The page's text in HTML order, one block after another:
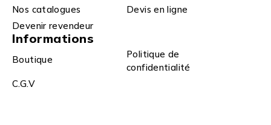
Nos catalogues
Devis en ligne
Devenir revendeur
Informations
Boutique
Politique de
confidentialité
C.G.V